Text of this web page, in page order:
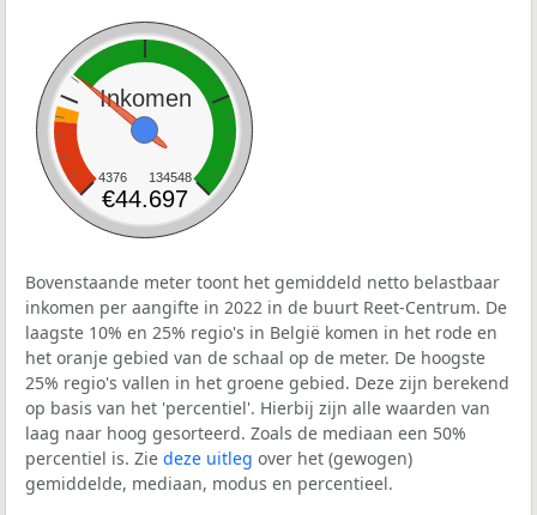
Inkomen
4376 134548
€44.697
Bovenstaande meter toont het gemiddeld netto belastbaar
inkomen per aangifte in 2022 in de buurt Reet-Centrum. De
laagste 10% en 25% regio's in België komen in het rode en
het oranje gebied van de schaal op de meter. De hoogste
25% regio's vallen in het groene gebied. Deze zijn berekend
op basis van het 'percentiel'. Hierbij zijn alle waarden van
laag naar hoog gesorteerd. Zoals de mediaan een 50%
percentiel is. Zie deze uitleg over het (gewogen)
gemiddelde, mediaan, modus en percentieel.